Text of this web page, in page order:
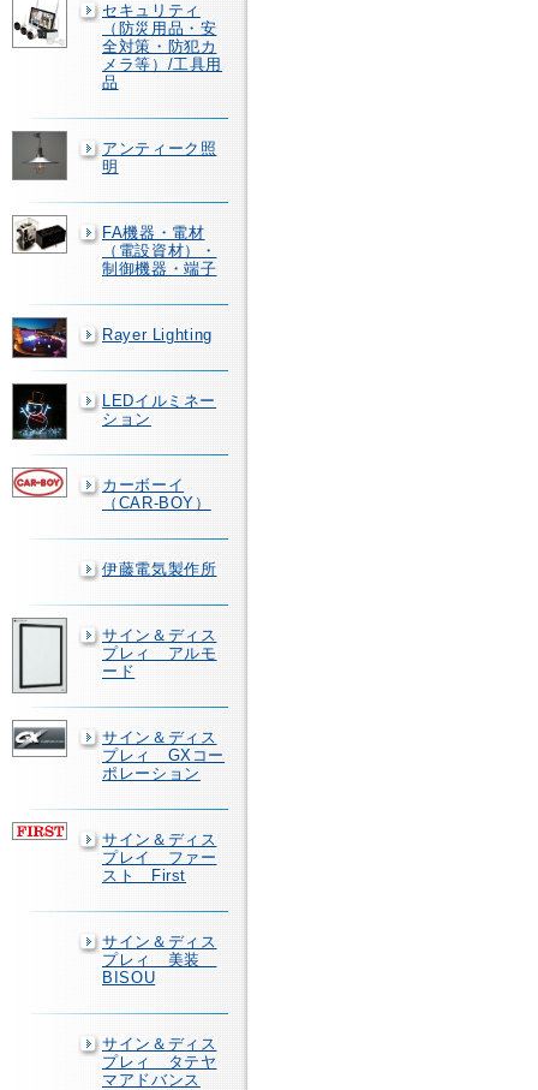
セキュリティ
（防災用品・安
全対策・防犯カ
メラ等）/工具用
品
アンティーク照
明
FA機器・電材
（電設資材）・
制御機器・端子
Rayer Lighting
LEDイルミネー
ション
カーボーイ
（CAR-BOY）
伊藤電気製作所
サイン＆ディス
プレィ アルモ
ード
サイン＆ディス
プレィ GXコー
ポレーション
サイン＆ディス
プレイ ファー
スト First
サイン＆ディス
プレィ 美装
BISOU
サイン＆ディス
プレィ タテヤ
マアドバンス